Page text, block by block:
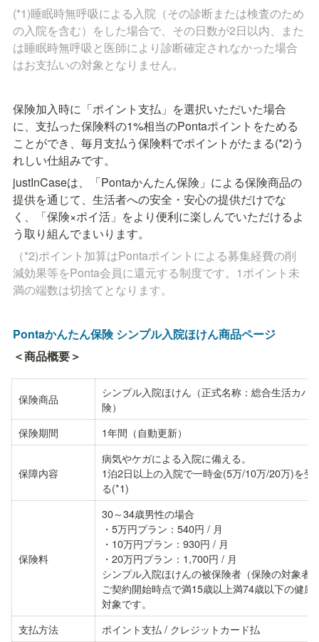
(*1)睡眠時無呼吸による入院（その診断または検査のため
の入院を含む）をした場合で、その日数が2日以内、また
は睡眠時無呼吸と医師により診断確定されなかった場合
はお支払いの対象となりません。
保険加入時に「ポイント支払」を選択いただいた場合
に、支払った保険料の1%相当のPontaポイントをためる
ことができ、毎月支払う保険料でポイントがたまる(*2)う
れしい仕組みです。
justInCaseは、「Pontaかんたん保険」による保険商品の
提供を通じて、生活者への安全・安心の提供だけでな
く、「保険×ポイ活」をより便利に楽しんでいただけるよ
う取り組んでまいります。
（*2)ポイント加算はPontaポイントによる募集経費の削
減効果等をPonta会員に還元する制度です。1ポイント未
満の端数は切捨てとなります。
Pontaかんたん保険 シンプル入院ほけん商品ページ
＜商品概要＞
保険商品
シンプル入院ほけん（正式名称：総合生活カバ
険）
保険期間
1年間（自動更新）
保障内容
病気やケガによる入院に備える。
1泊2日以上の入院で一時金(5万/10万/20万)を受
る(*1)
保険料
30～34歳男性の場合
・5万円プラン：540円 / 月
・10万円プラン：930円 / 月
・20万円プラン：1,700円 / 月
シンプル入院ほけんの被保険者（保険の対象者
ご契約開始時点で満15歳以上満74歳以下の健康
対象です。
支払方法
ポイント支払 / クレジットカード払